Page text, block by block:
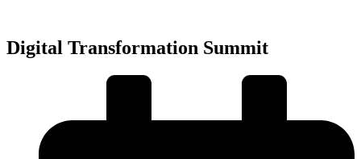
obsahu
Digital Transformation Summit